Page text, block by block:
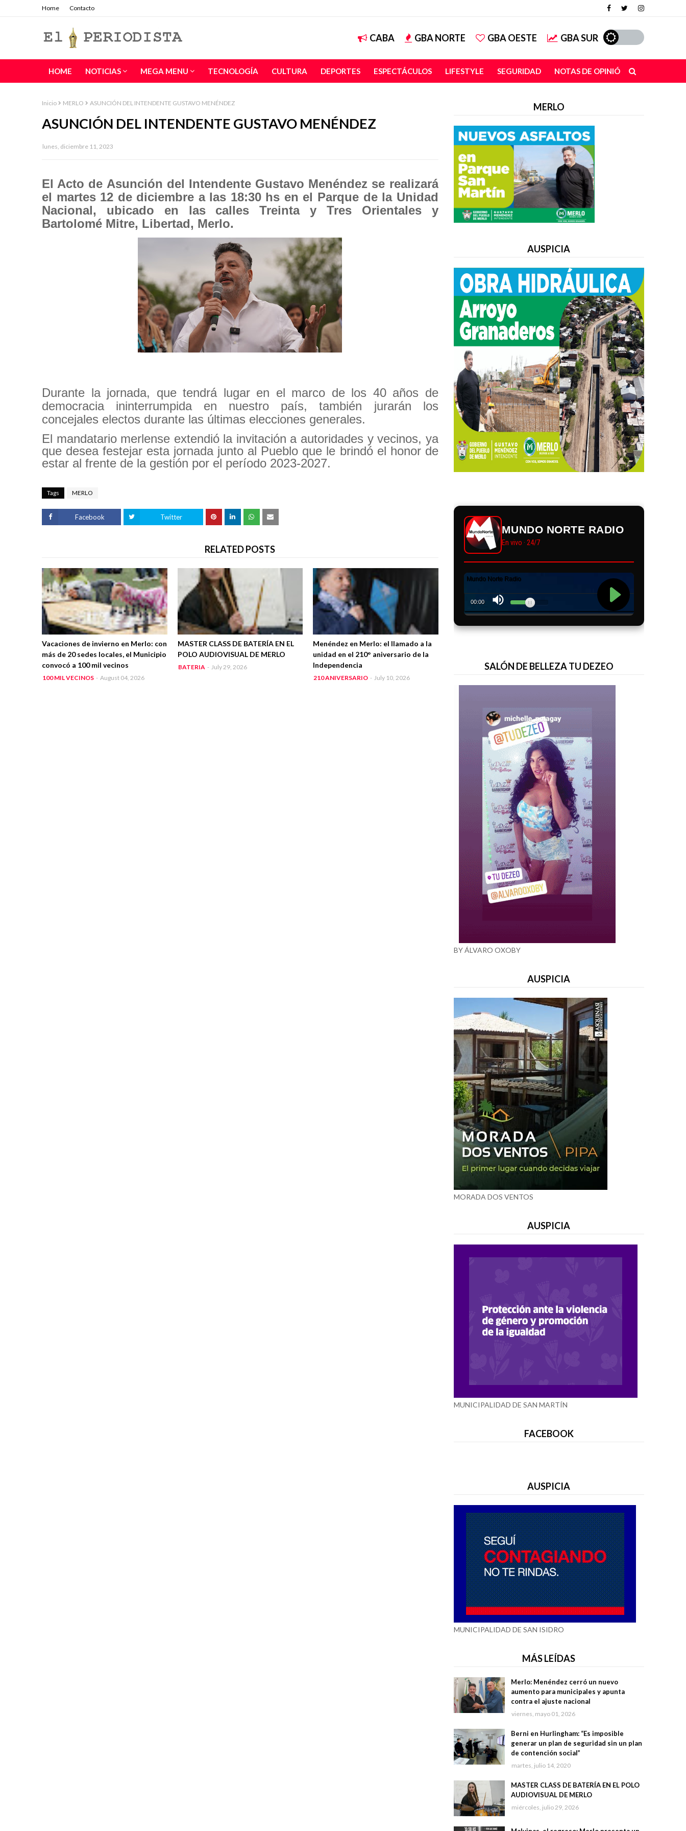
Home Contacto
CABA GBA NORTE GBA OESTE GBA SUR
HOME NOTICIAS MEGA MENU TECNOLOGÍA CULTURA DEPORTES ESPECTÁCULOS LIFESTYLE SEGURIDAD NOTAS DE OPINIÓN
Inicio MERLO ASUNCIÓN DEL INTENDENTE GUSTAVO MENÉNDEZ
ASUNCIÓN DEL INTENDENTE GUSTAVO MENÉNDEZ
lunes, diciembre 11, 2023
El Acto de Asunción del Intendente Gustavo Menéndez se realizará
el martes 12 de diciembre a las 18:30 hs en el Parque de la Unidad
Nacional, ubicado en las calles Treinta y Tres Orientales y
Bartolomé Mitre, Libertad, Merlo.
Durante la jornada, que tendrá lugar en el marco de los 40 años de
democracia ininterrumpida en nuestro país, también jurarán los
concejales electos durante las últimas elecciones generales.
El mandatario merlense extendió la invitación a autoridades y vecinos, ya
que desea festejar esta jornada junto al Pueblo que le brindó el honor de
estar al frente de la gestión por el período 2023-2027.
Tags MERLO
Facebook Twitter
RELATED POSTS
Vacaciones de invierno en Merlo: con
más de 20 sedes locales, el Municipio
convocó a 100 mil vecinos
100 MIL VECINOS - August 04, 2026
MASTER CLASS DE BATERÍA EN EL
POLO AUDIOVISUAL DE MERLO
BATERIA - July 29, 2026
Menéndez en Merlo: el llamado a la
unidad en el 210° aniversario de la
Independencia
210 ANIVERSARIO - July 10, 2026
MERLO
AUSPICIA
MUNDO NORTE RADIO
En vivo · 24/7
SALÓN DE BELLEZA TU DEZEO
BY ÁLVARO OXOBY
AUSPICIA
MORADA DOS VENTOS
AUSPICIA
MUNICIPALIDAD DE SAN MARTÍN
FACEBOOK
AUSPICIA
MUNICIPALIDAD DE SAN ISIDRO
MÁS LEÍDAS
Merlo: Menéndez cerró un nuevo
aumento para municipales y apunta
contra el ajuste nacional
viernes, mayo 01, 2026
Berni en Hurlingham: “Es imposible
generar un plan de seguridad sin un plan
de contención social”
martes, julio 14, 2020
MASTER CLASS DE BATERÍA EN EL POLO
AUDIOVISUAL DE MERLO
miércoles, julio 29, 2026